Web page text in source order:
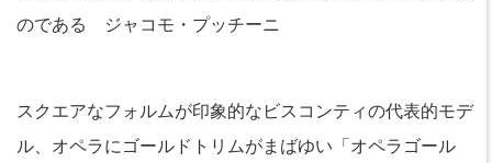
のである ジャコモ・プッチーニ
スクエアなフォルムが印象的なビスコンティの代表的モデ
ル、オペラにゴールドトリムがまばゆい「オペラゴール